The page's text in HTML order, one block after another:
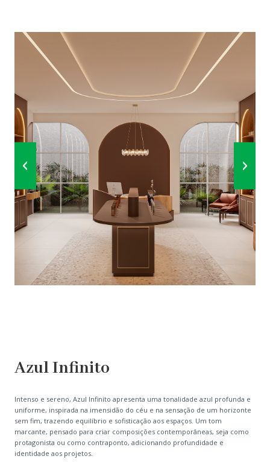
‹ ›
Azul Infinito
Intenso e sereno, Azul Infinito apresenta uma tonalidade azul profunda e
uniforme, inspirada na imensidão do céu e na sensação de um horizonte
sem fim, trazendo equilíbrio e sofisticação aos espaços. Um tom
marcante, pensado para criar composições contemporâneas, seja como
protagonista ou como contraponto, adicionando profundidade e
identidade aos projetos.